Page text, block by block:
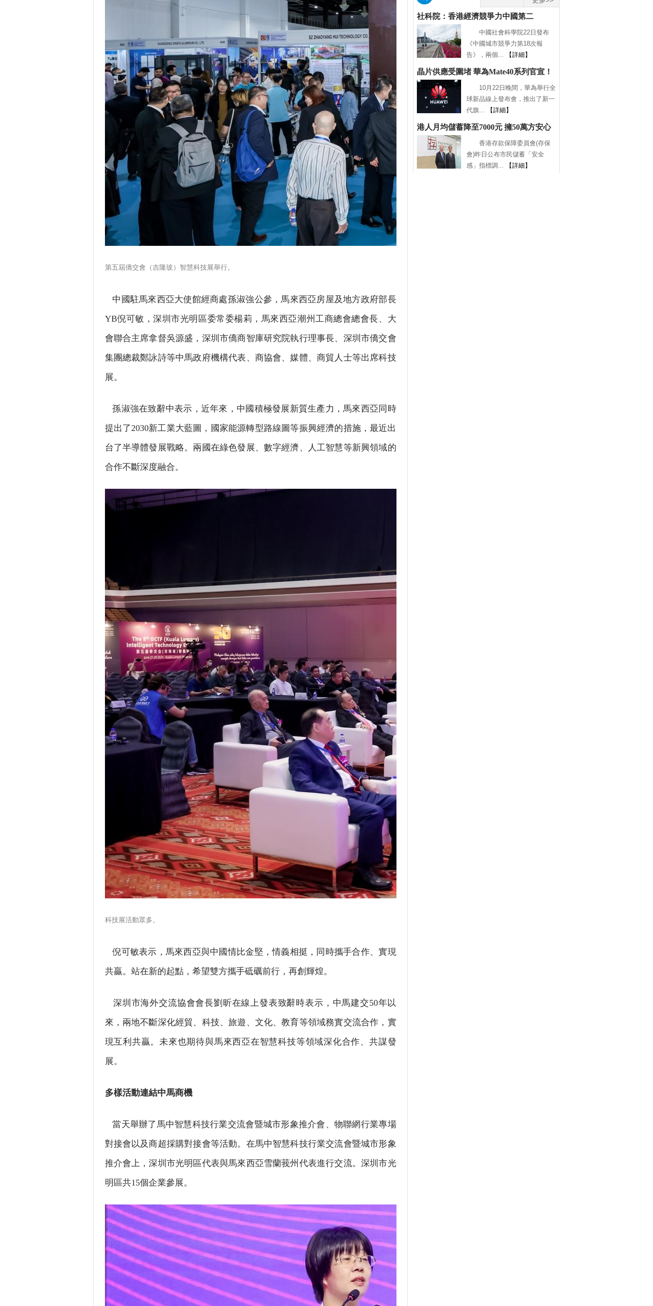
第五屆僑交會（吉隆玻）智慧科技展舉行。
中國駐馬來西亞大使館經商處孫淑強公參，馬來西亞房屋及地方政府部長
YB倪可敏，深圳市光明區委常委楊莉，馬來西亞潮州工商總會總會長、大
會聯合主席拿督吳源盛，深圳市僑商智庫研究院執行理事長、深圳市僑交會
集團總裁鄭詠詩等中馬政府機構代表、商協會、媒體、商貿人士等出席科技
展。
孫淑強在致辭中表示，近年來，中國積極發展新質生產力，馬來西亞同時
提出了2030新工業大藍圖，國家能源轉型路線圖等振興經濟的措施，最近出
台了半導體發展戰略。兩國在綠色發展、數字經濟、人工智慧等新興領域的
合作不斷深度融合。
科技展活動眾多。
倪可敏表示，馬來西亞與中國情比金堅，情義相挺，同時攜手合作、實現
共贏。站在新的起點，希望雙方攜手砥礪前行，再創輝煌。
深圳市海外交流協會會長劉昕在線上發表致辭時表示，中馬建交50年以
來，兩地不斷深化經貿、科技、旅遊、文化、教育等領域務實交流合作，實
現互利共贏。未來也期待與馬來西亞在智慧科技等領域深化合作、共謀發
展。
多樣活動連結中馬商機
當天舉辦了馬中智慧科技行業交流會暨城市形象推介會、物聯網行業專場
對接會以及商超採購對接會等活動。在馬中智慧科技行業交流會暨城市形象
推介會上，深圳市光明區代表與馬來西亞雪蘭莪州代表進行交流。深圳市光
明區共15個企業參展。